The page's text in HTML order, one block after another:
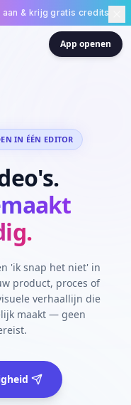
& krijg gratis credits
App openen
IN ÉÉN EDITOR
'ik snap het niet' in
product, proces of
verhaallijn die
maakt — geen